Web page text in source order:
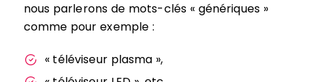
nous parlerons de mots-clés « génériques »
comme pour exemple :
« téléviseur plasma »,